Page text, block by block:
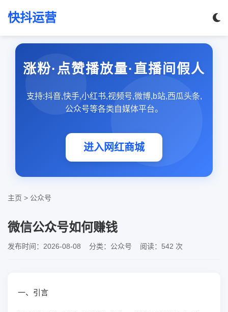
快抖运营
涨粉·点赞播放量·直播间假人
支持:抖音,快手,小红书,视频号,微博,b站,西瓜头条,
公众号等各类自媒体平台。
进入网红商城
主页 > 公众号
微信公众号如何赚钱
发布时间：2026-08-08 分类：公众号 阅读：542 次
一、引言